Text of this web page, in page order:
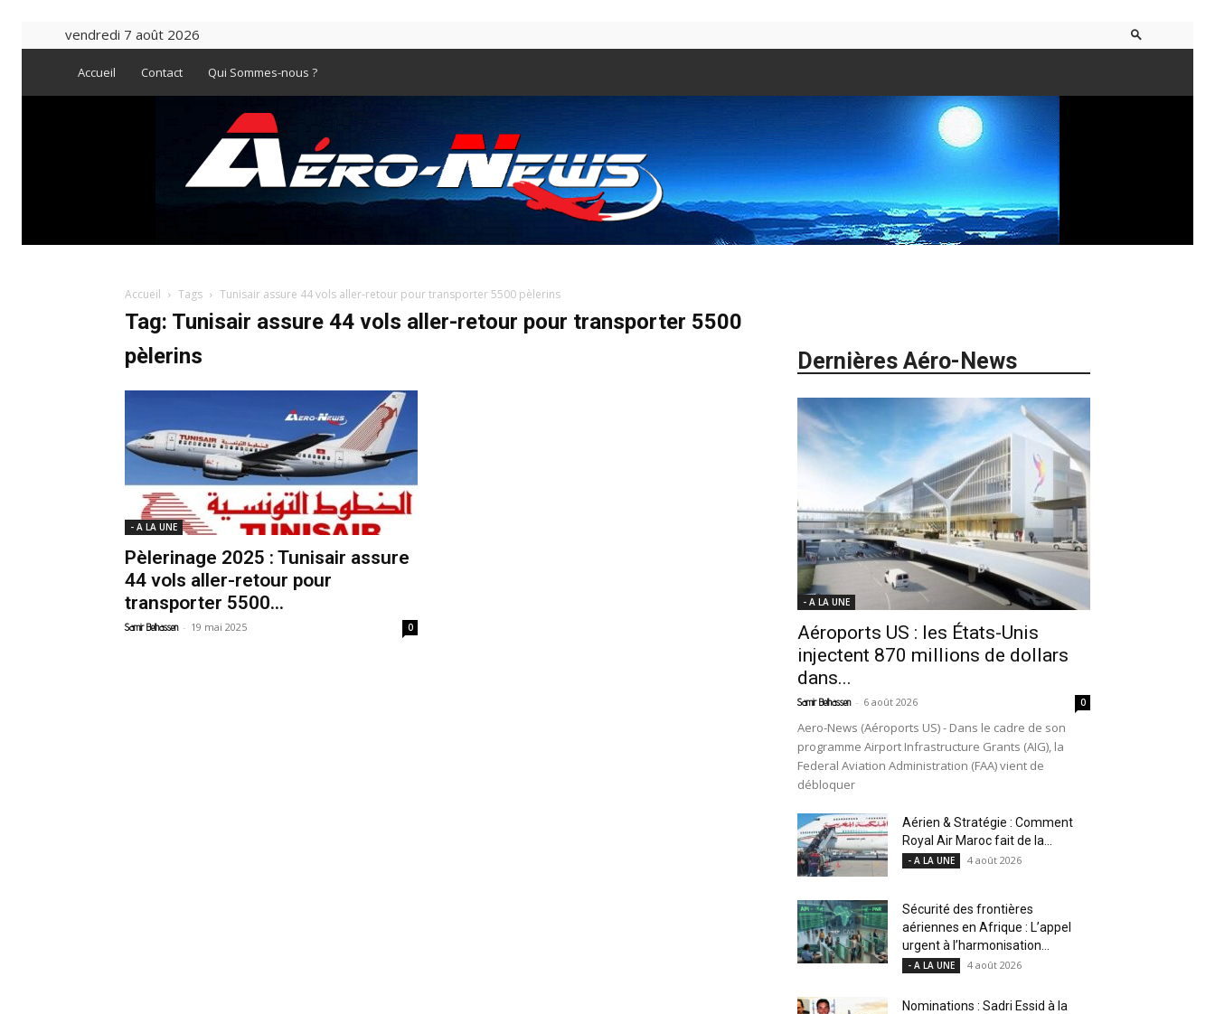
vendredi 7 août 2026
Accueil Contact Qui Sommes-nous ?
Aero
Accueil Tags Tunisair assure 44 vols aller-retour pour transporter 5500 pèlerins
Tag: Tunisair assure 44 vols aller-retour pour transporter 5500
pèlerins
- A LA UNE
Pèlerinage 2025 : Tunisair assure
44 vols aller-retour pour
transporter 5500...
Samir Belhassen - 19 mai 2025 0
Dernières Aéro-News
- A LA UNE
Aéroports US : les États-Unis
injectent 870 millions de dollars
dans...
Samir Belhassen - 6 août 2026 0
Aero-News (Aéroports US) - Dans le cadre de son
programme Airport Infrastructure Grants (AIG), la
Federal Aviation Administration (FAA) vient de
débloquer
Aérien & Stratégie : Comment
Royal Air Maroc fait de la...
- A LA UNE 4 août 2026
Sécurité des frontières
aériennes en Afrique : L’appel
urgent à l’harmonisation...
- A LA UNE 4 août 2026
Nominations : Sadri Essid à la